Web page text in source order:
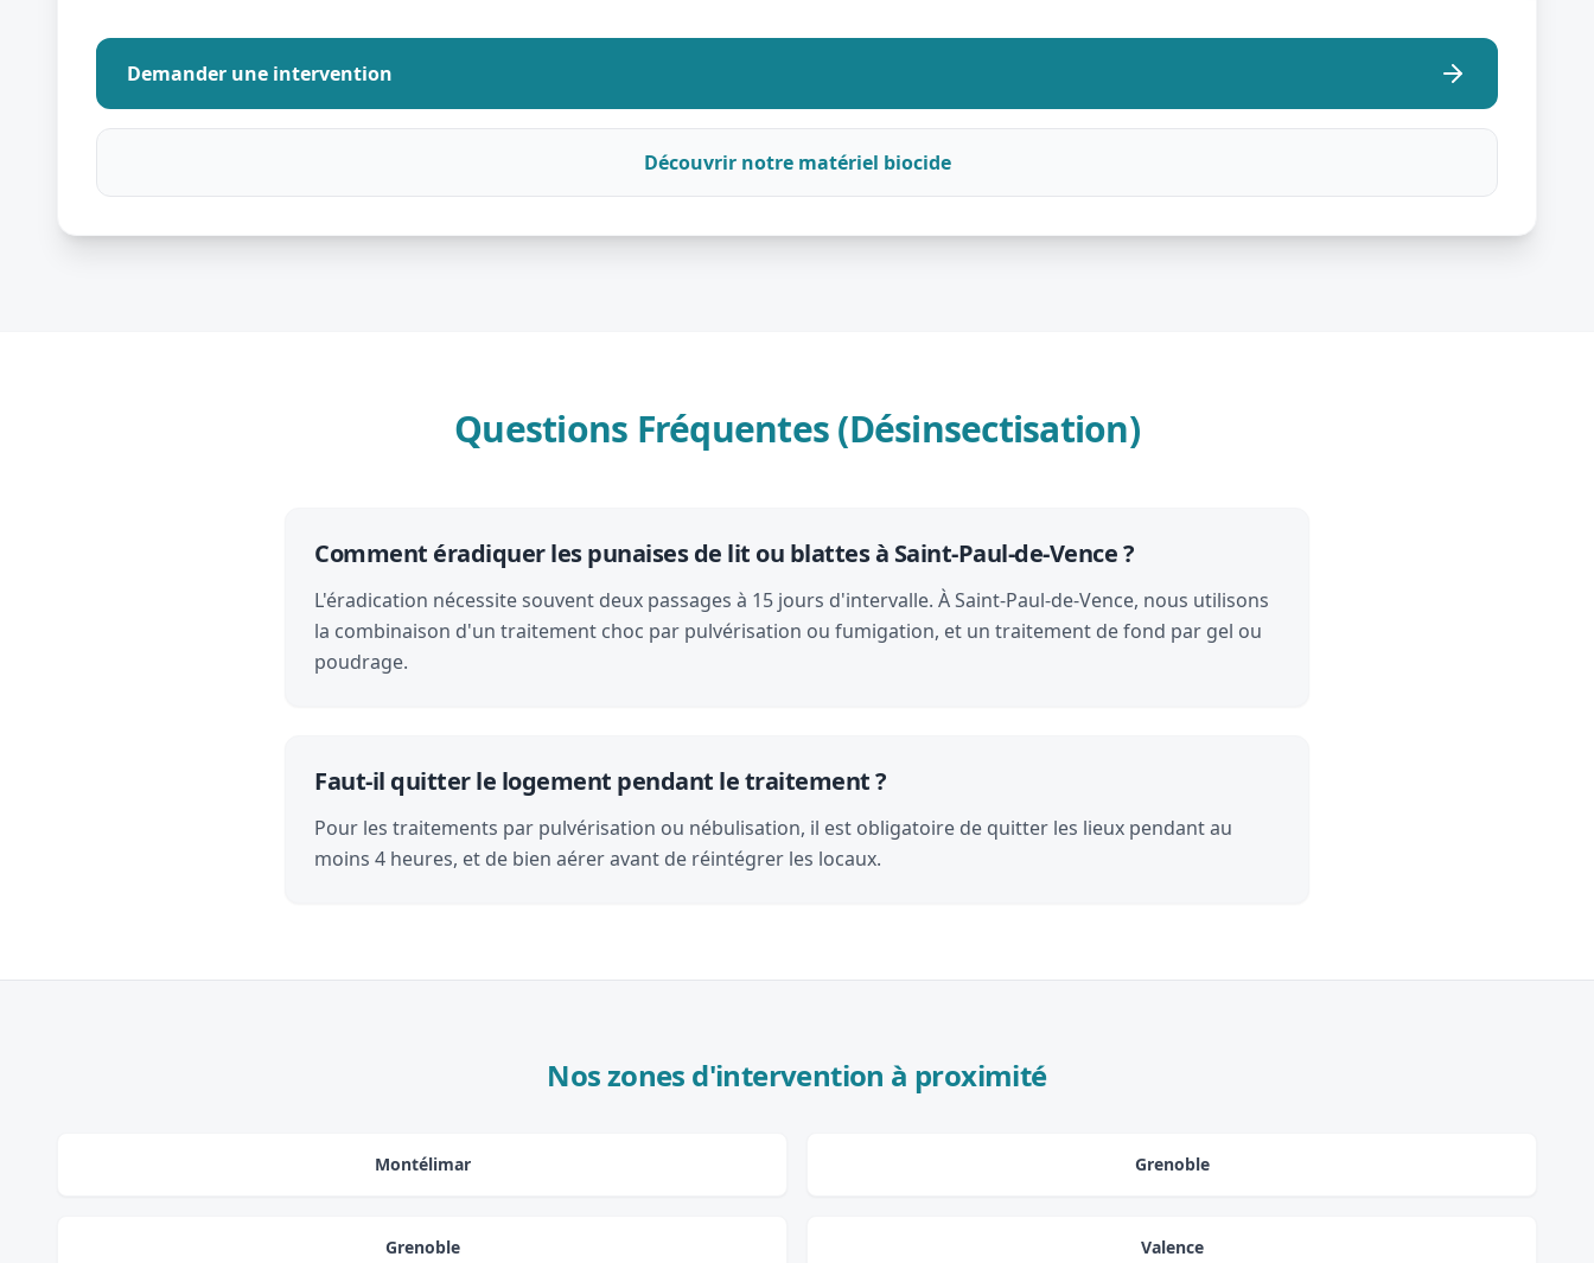
Demander une intervention
Découvrir notre matériel biocide
Questions Fréquentes (Désinsectisation)
Comment éradiquer les punaises de lit ou blattes à Saint-Paul-de-Vence ?
L'éradication nécessite souvent deux passages à 15 jours d'intervalle. À Saint-Paul-de-Vence, nous utilisons
la combinaison d'un traitement choc par pulvérisation ou fumigation, et un traitement de fond par gel ou
poudrage.
Faut-il quitter le logement pendant le traitement ?
Pour les traitements par pulvérisation ou nébulisation, il est obligatoire de quitter les lieux pendant au
moins 4 heures, et de bien aérer avant de réintégrer les locaux.
Nos zones d'intervention à proximité
Montélimar Grenoble
Grenoble Valence